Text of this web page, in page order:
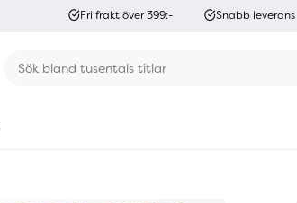
Fri frakt över 399:- Snabb leverans